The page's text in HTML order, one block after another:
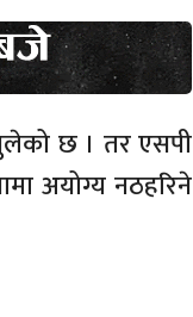
छ । तर एसपी
अयोग्य नठहरिने